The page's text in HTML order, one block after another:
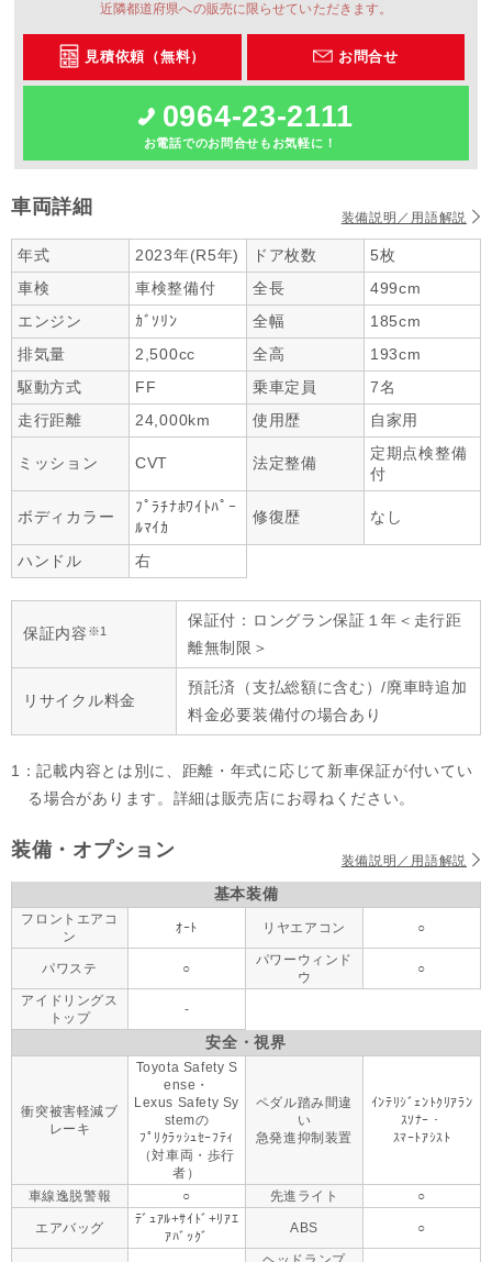
近隣都道府県への販売に限らせていただきます。
見積依頼（無料） お問合せ
0964-23-2111
お電話でのお問合せもお気軽に！
車両詳細 装備説明／用語解説
年式 2023年(R5年) ドア枚数
5枚
車検
車検整備付 全長
499cm
エンジン
ｶﾞｿﾘﾝ 全幅
185cm
排気量
2,500cc 全高
193cm
駆動方式
FF 乗車定員
7名
走行距離
24,000km 使用歴 自家用
ミッション CVT 法定整備
定期点検整備
付
ボディカラー
ﾌﾟﾗﾁﾅﾎﾜｲﾄﾊﾟｰ
ﾙﾏｲｶ
修復歴 なし
ハンドル 右
保証内容 ※1
保証付：ロングラン保証１年＜走行距
離無制限＞
リサイクル料金
預託済（支払総額に含む）/廃車時追加
料金必要装備付の場合あり
1：記載内容とは別に、距離・年式に応じて新車保証が付いてい
る場合があります。詳細は販売店にお尋ねください。
装備・オプション 装備説明／用語解説
基本装備
フロントエアコ
ン
ｵｰﾄ リヤエアコン ○
パワステ ○
パワーウィンド
ウ
○
アイドリングス
トップ
-
安全・視界
衝突被害軽減ブ
レーキ
Toyota Safety S
ense・
Lexus Safety Sy
stemの
ﾌﾟﾘｸﾗｯｼｭｾｰﾌﾃｨ
（対車両・歩行
者）
ペダル踏み間違
い
急発進抑制装置
ｲﾝﾃﾘｼﾞｪﾝﾄｸﾘｱﾗﾝ
ｽｿﾅｰ・
ｽﾏｰﾄｱｼｽﾄ
車線逸脱警報 ○ 先進ライト ○
エアバッグ
ﾃﾞｭｱﾙ+ｻｲﾄﾞ+ﾘｱｴ
ｱﾊﾞｯｸﾞ
ABS ○